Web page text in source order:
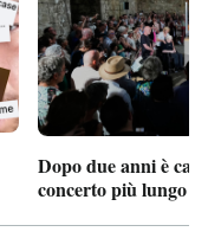
Dopo due anni è
concerto più lungo